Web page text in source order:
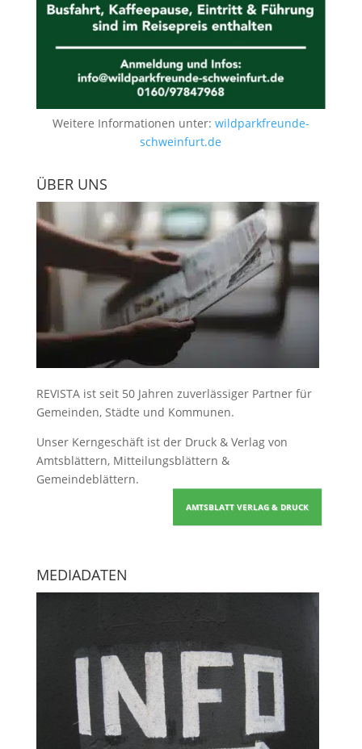
Weitere Informationen unter: wildparkfreunde-
schweinfurt.de
ÜBER UNS
REVISTA ist seit 50 Jahren zuverlässiger Partner für
Gemeinden, Städte und Kommunen.
Unser Kerngeschäft ist der Druck & Verlag von
Amtsblättern, Mitteilungsblättern &
Gemeindeblättern.
AMTSBLATT VERLAG & DRUCK
MEDIADATEN